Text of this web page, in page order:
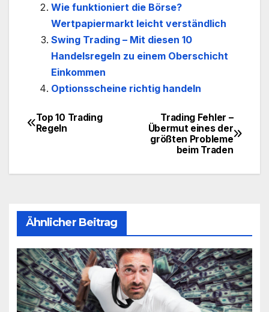
Wie funktioniert die Börse?
Wertpapiermarkt leicht verständlich
Swing Trading – Mit diesen 10
Handelsregeln zu einem Oberschicht
Einkommen
Optionsscheine richtig handeln
Beitragsnavigation
Trading Fehler –
Übermut eines der
größten Probleme
beim Traden
Top 10 Trading
Regeln
Ähnlicher Beitrag